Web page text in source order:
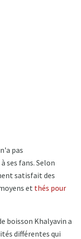
pas
ses fans. Selon
satisfait des
et thés pour
boisson Khalyavin a
différentes qui